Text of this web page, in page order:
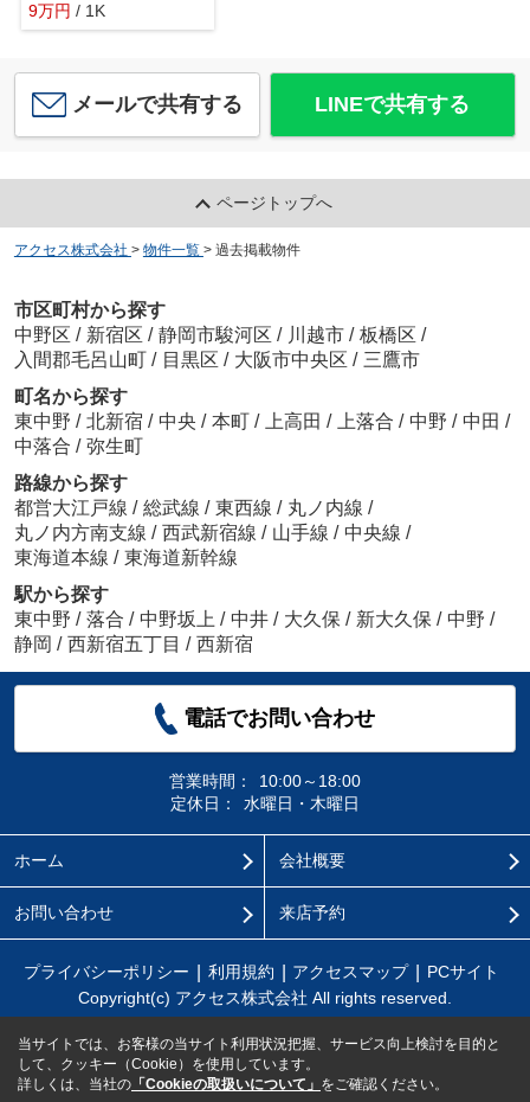
9万円 / 1K
メールで共有する LINEで共有する
ページトップへ
アクセス株式会社 > 物件一覧 > 過去掲載物件
市区町村から探す
中野区 / 新宿区 / 静岡市駿河区 / 川越市 / 板橋区 /
入間郡毛呂山町 / 目黒区 / 大阪市中央区 / 三鷹市
町名から探す
東中野 / 北新宿 / 中央 / 本町 / 上高田 / 上落合 / 中野 / 中田 /
中落合 / 弥生町
路線から探す
都営大江戸線 / 総武線 / 東西線 / 丸ノ内線 /
丸ノ内方南支線 / 西武新宿線 / 山手線 / 中央線 /
東海道本線 / 東海道新幹線
駅から探す
東中野 / 落合 / 中野坂上 / 中井 / 大久保 / 新大久保 / 中野 /
静岡 / 西新宿五丁目 / 西新宿
電話でお問い合わせ
営業時間：
10:00～18:00
定休日：
水曜日・木曜日
ホーム 会社概要
お問い合わせ 来店予約
プライバシーポリシー 利用規約 アクセスマップ
PCサイト
Copyright(c) アクセス株式会社 All rights reserved.
当サイトでは、お客様の当サイト利用状況把握、サービス向上検討を目的と
して、クッキー（Cookie）を使用しています。
詳しくは、当社の 「Cookieの取扱いについて」 をご確認ください。